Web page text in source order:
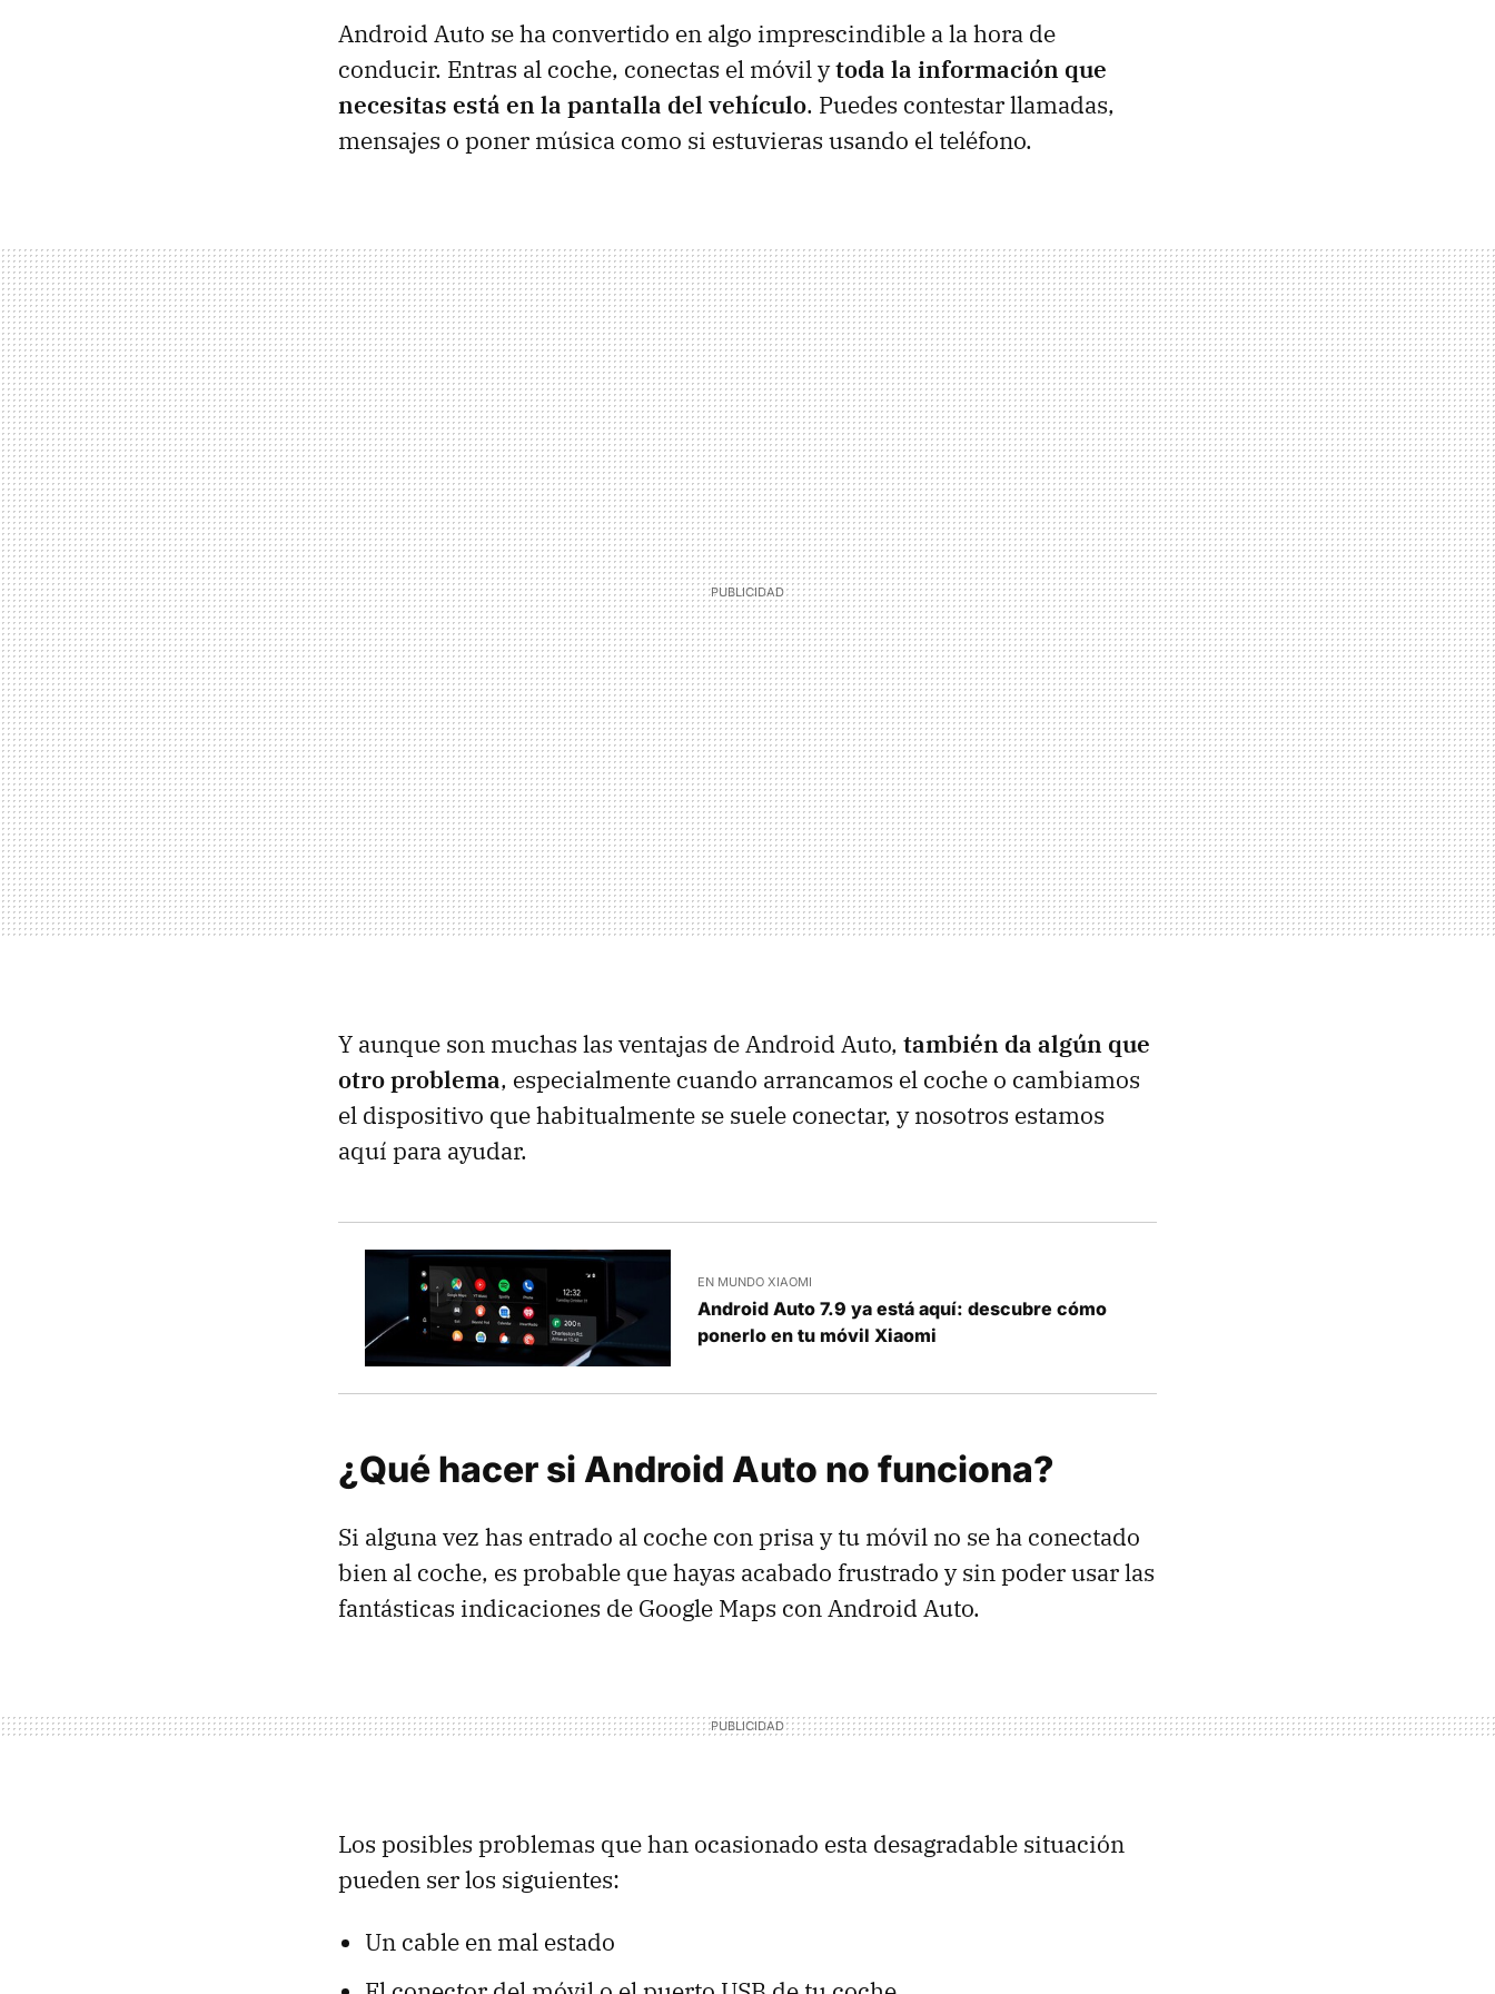
Android Auto se ha convertido en algo imprescindible a la hora de
conducir. Entras al coche, conectas el móvil ytoda la información que
necesitas está en la pantalla del vehículo. Puedes contestar llamadas,
mensajes o poner música como si estuvieras usando el teléfono.
Y aunque son muchas las ventajas de Android Auto, también da algún que
otro problema, especialmente cuando arrancamos el coche o cambiamos
el dispositivo que habitualmente se suele conectar, y nosotros estamos
aquí para ayudar.
EN MUNDO XIAOMI
Android Auto 7.9 ya está aquí: descubre cómo
ponerlo en tu móvil Xiaomi
¿Qué hacer si Android Auto no funciona?
Si alguna vez has entrado al coche con prisa y tu móvil no se ha conectado
bien al coche, es probable que hayas acabado frustrado y sin poder usar las
fantásticas indicaciones de Google Maps con Android Auto.
Los posibles problemas que han ocasionado esta desagradable situación
pueden ser los siguientes:
Un cable en mal estado